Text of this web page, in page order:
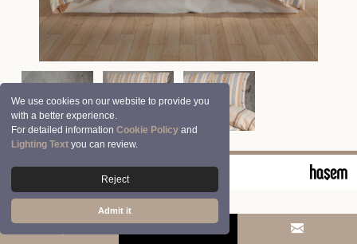
We use cookies on our website to provide you
with a better experience.
For detailed informationCookie Policy and
Lighting Text you can review.
Reject
Admit it
© 2026 Clasy | Aran Tekstil San. ve Tic. A.Ş.